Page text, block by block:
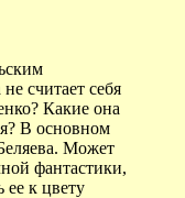
считает себя
Какие она
В основном
Может
фантастики,
ее к цвету